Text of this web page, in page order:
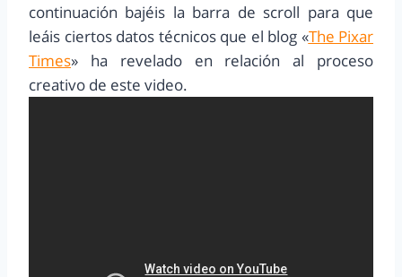
continuación bajéis la barra de scroll para que
leáis ciertos datos técnicos que el blog «The Pixar
Times» ha revelado en relación al proceso
creativo de este video.